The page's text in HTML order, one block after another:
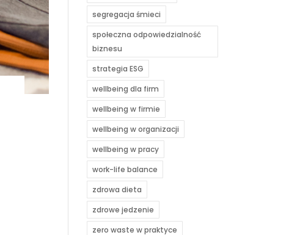
segregacja śmieci
społeczna odpowiedzialność
biznesu
strategia ESG
wellbeing dla firm
wellbeing w firmie
wellbeing w organizacji
wellbeing w pracy
work-life balance
zdrowa dieta
zdrowe jedzenie
zero waste w praktyce